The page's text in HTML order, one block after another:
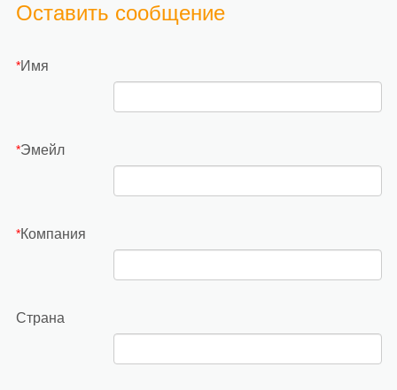
Оставить сообщение
*Имя
*Эмейл
*Компания
Страна